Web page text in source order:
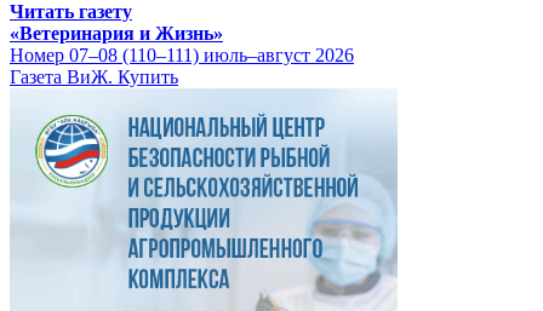
Читать газету
«Ветеринария и Жизнь»
Номер 07–08 (110–111) июль–август 2026
Газета ВиЖ. Купить